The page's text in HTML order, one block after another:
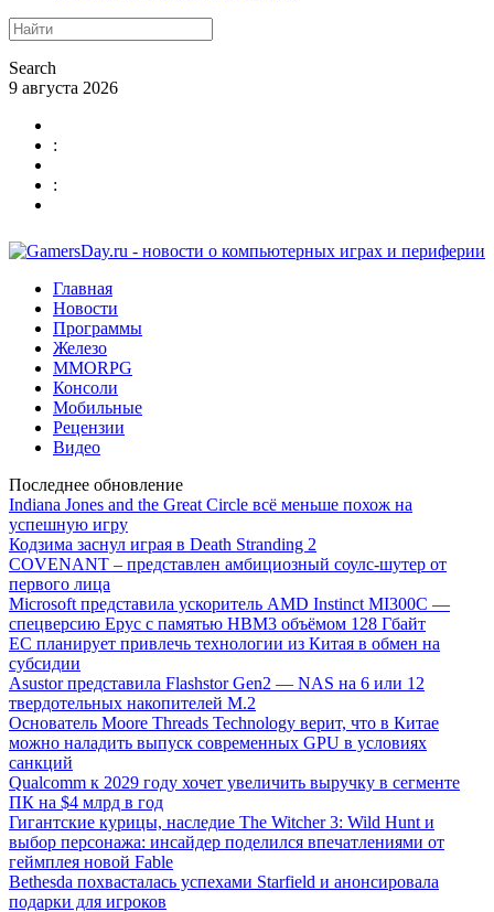
Search
9 августа 2026
:
:
Главная
Новости
Программы
Железо
MMORPG
Консоли
Мобильные
Рецензии
Видео
Последнее обновление
Indiana Jones and the Great Circle всё меньше похож на
успешную игру
Кодзима заснул играя в Death Stranding 2
COVENANT – представлен амбициозный соулс-шутер от
первого лица
Microsoft представила ускоритель AMD Instinct MI300C —
спецверсию Epyc с памятью HBM3 объёмом 128 Гбайт
ЕС планирует привлечь технологии из Китая в обмен на
субсидии
Asustor представила Flashstor Gen2 — NAS на 6 или 12
твердотельных накопителей M.2
Основатель Moore Threads Technology верит, что в Китае
можно наладить выпуск современных GPU в условиях
санкций
Qualcomm к 2029 году хочет увеличить выручку в сегменте
ПК на $4 млрд в год
Гигантские курицы, наследие The Witcher 3: Wild Hunt и
выбор персонажа: инсайдер поделился впечатлениями от
геймплея новой Fable
Bethesda похвасталась успехами Starfield и анонсировала
подарки для игроков